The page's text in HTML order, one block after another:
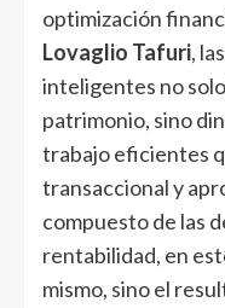
optimización
Lovaglio Tafuri,
inteligentes no
patrimonio, sino
trabajo eficientes
transaccional y
compuesto de las
rentabilidad, en
mismo, sino el